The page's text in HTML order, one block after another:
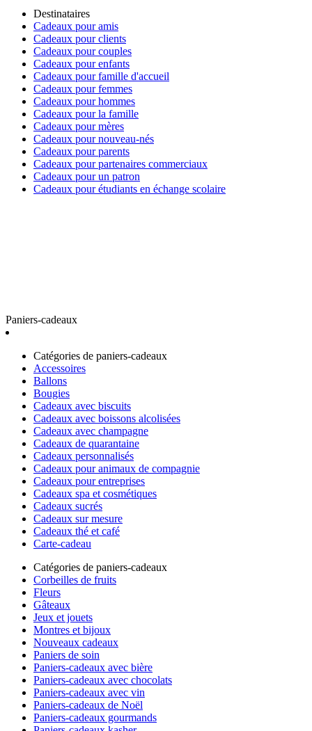
Destinataires
Cadeaux pour amis
Cadeaux pour clients
Cadeaux pour couples
Cadeaux pour enfants
Cadeaux pour famille d'accueil
Cadeaux pour femmes
Cadeaux pour hommes
Cadeaux pour la famille
Cadeaux pour mères
Cadeaux pour nouveau-nés
Cadeaux pour parents
Cadeaux pour partenaires commerciaux
Cadeaux pour un patron
Cadeaux pour étudiants en échange scolaire
Paniers-cadeaux
Catégories de paniers-cadeaux
Accessoires
Ballons
Bougies
Cadeaux avec biscuits
Cadeaux avec boissons alcolisées
Cadeaux avec champagne
Cadeaux de quarantaine
Cadeaux personnalisés
Cadeaux pour animaux de compagnie
Cadeaux pour entreprises
Cadeaux spa et cosmétiques
Cadeaux sucrés
Cadeaux sur mesure
Cadeaux thé et café
Carte-cadeau
Catégories de paniers-cadeaux
Corbeilles de fruits
Fleurs
Gâteaux
Jeux et jouets
Montres et bijoux
Nouveaux cadeaux
Paniers de soin
Paniers-cadeaux avec bière
Paniers-cadeaux avec chocolats
Paniers-cadeaux avec vin
Paniers-cadeaux de Noël
Paniers-cadeaux gourmands